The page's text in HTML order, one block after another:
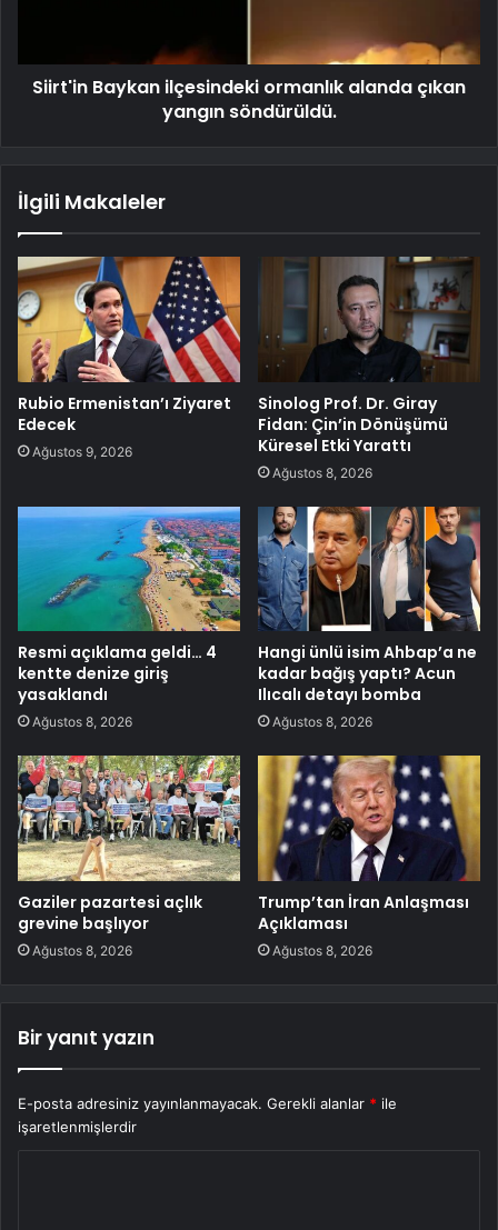
Siirt'in Baykan ilçesindeki ormanlık alanda çıkan
yangın söndürüldü.
İlgili Makaleler
Rubio Ermenistan’ı Ziyaret
Edecek
Ağustos 9, 2026
Sinolog Prof. Dr. Giray
Fidan: Çin’in Dönüşümü
Küresel Etki Yarattı
Ağustos 8, 2026
Resmi açıklama geldi… 4
kentte denize giriş
yasaklandı
Ağustos 8, 2026
Hangi ünlü isim Ahbap’a ne
kadar bağış yaptı? Acun
Ilıcalı detayı bomba
Ağustos 8, 2026
Gaziler pazartesi açlık
grevine başlıyor
Ağustos 8, 2026
Trump’tan İran Anlaşması
Açıklaması
Ağustos 8, 2026
Bir yanıt yazın
E-posta adresiniz yayınlanmayacak. Gerekli alanlar * ile
işaretlenmişlerdir